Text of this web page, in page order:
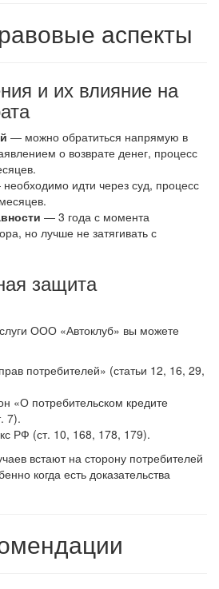
аспекты
и их влияние на
— можно обратиться напрямую в
о возврате денег, процесс
идти через суд, процесс
— 3 года с момента
но лучше не затягивать с
защита
ООО «Автоклуб» вы можете
потребителей» (статьи 12, 16, 29,
«О потребительском кредите
7).
РФ (ст. 10, 168, 178, 179).
встают на сторону потребителей
когда есть доказательства